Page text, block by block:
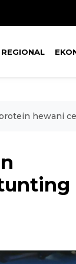
REGIONAL
hewani